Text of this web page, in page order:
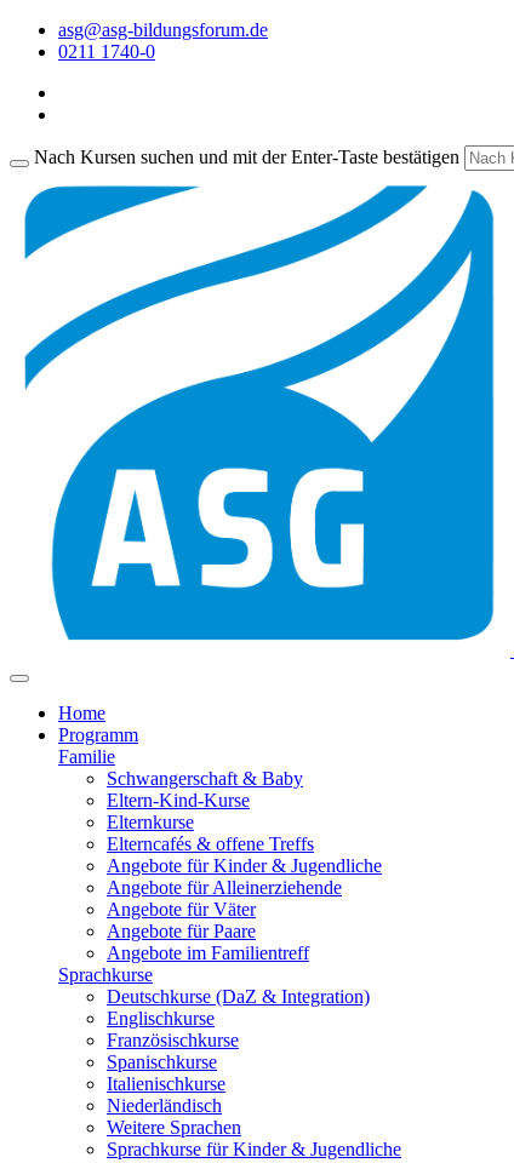
asg@asg-bildungsforum.de
0211 1740-0
Nach Kursen suchen und mit der Enter-Taste bestätigen
Home
Programm
Familie
Schwangerschaft & Baby
Eltern-Kind-Kurse
Elternkurse
Elterncafés & offene Treffs
Angebote für Kinder & Jugendliche
Angebote für Alleinerziehende
Angebote für Väter
Angebote für Paare
Angebote im Familientreff
Sprachkurse
Deutschkurse (DaZ & Integration)
Englischkurse
Französischkurse
Spanischkurse
Italienischkurse
Niederländisch
Weitere Sprachen
Sprachkurse für Kinder & Jugendliche